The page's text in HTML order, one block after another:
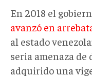
En 2018 el
avanzó en
al estado
seria amenaza
adquirido una